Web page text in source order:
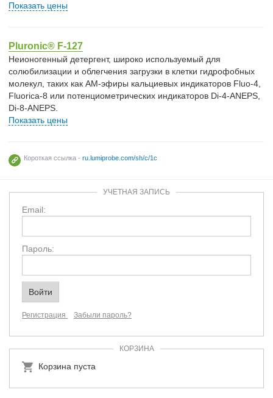
Показать цены
Pluronic® F-127
Неионогенный детергент, широко используемый для
солюбилизации и облегчения загрузки в клетки гидрофобных
молекул, таких как AM-эфиры кальциевых индикаторов Fluo-4,
Fluorica-8 или потенциометрических индикаторов Di-4-ANEPS,
Di-8-ANEPS.
Показать цены
Короткая ссылка - ru.lumiprobe.com/sh/c/1c
УЧЕТНАЯ ЗАПИСЬ
Email:
Пароль:
Регистрация Забыли пароль?
КОРЗИНА
Корзина пуста